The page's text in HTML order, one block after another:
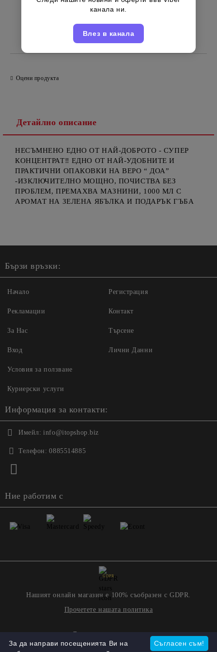
Оцени продукта
Детайлно описание
НЕСЪМНЕНО ЕДНО ОТ НАЙ-ДОБРОТО - СУПЕР
КОНЦЕНТРАТ‼️ ЕДНО ОТ НАЙ-УДОБНИТЕ И
ПРАКТИЧНИ ОПАКОВКИ НА ВЕРО “ ДОА”
-ИЗКЛЮЧИТЕЛНО МОЩНО, ПОЧИСТВА БЕЗ
ПРОБЛЕМ, ПРЕМАХВА МАЗНИНИ, 1000 МЛ С
АРОМАТ НА ЗЕЛЕНА ЯБЪЛКА И ПОДАРЪК ГЪБА
Бързи връзки:
Начало
Рекламации
За Нас
Вход
Регистрация
Контакт
Търсене
Лични Данни
Условия за ползване
Куриерски услуги
Информация за контакти:
Имейл: info@itopshop.biz
Телефон: 0885514885
Ние работим с
GDPR
Нашият онлайн магазин е 100% съобразен с GDPR.
Прочетете нашата политика
Съгласен съм!
За да направи посещенията Ви на
канала ни.
Влез в канала